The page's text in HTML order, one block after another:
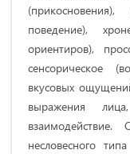
(прикосновения),
поведение),
ориентиров),
сенсорическое
вкусовых
выражения
взаимодействие.
несловесного